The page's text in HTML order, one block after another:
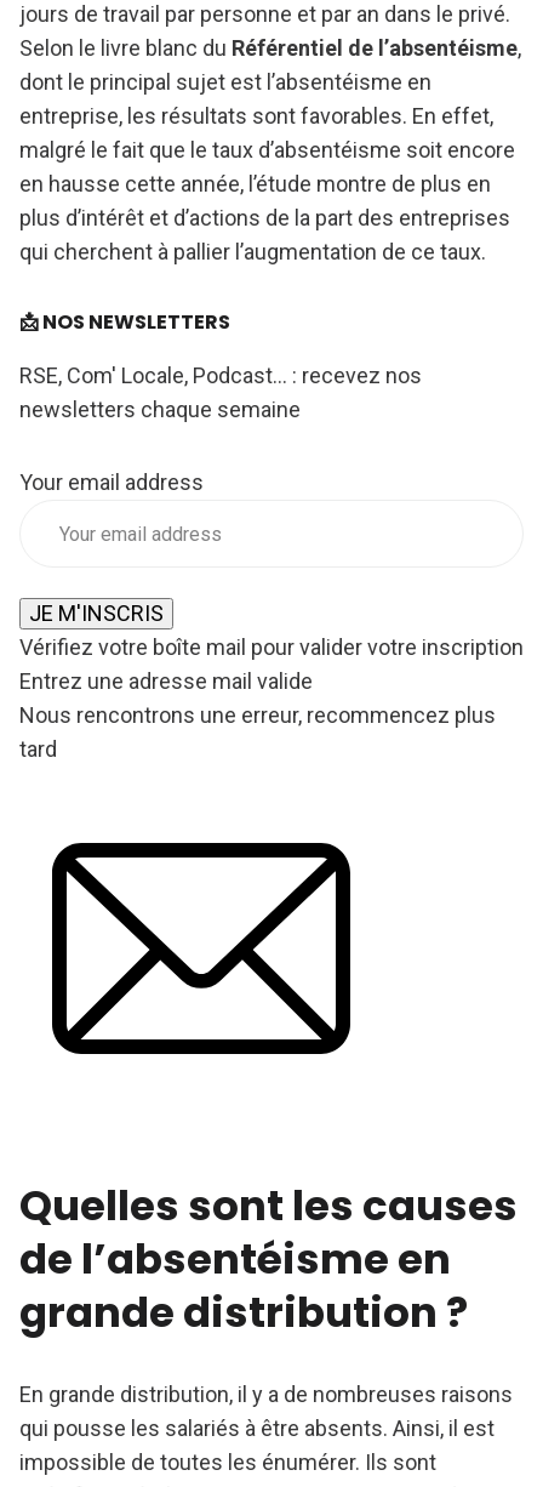
jours de travail par personne et par an dans le privé.
Selon le livre blanc du Référentiel de l’absentéisme,
dont le principal sujet est l’absentéisme en
entreprise, les résultats sont favorables. En effet,
malgré le fait que le taux d’absentéisme soit encore
en hausse cette année, l’étude montre de plus en
plus d’intérêt et d’actions de la part des entreprises
qui cherchent à pallier l’augmentation de ce taux.
📩 NOS NEWSLETTERS
RSE, Com' Locale, Podcast... : recevez nos
newsletters chaque semaine
Your email address
JE M'INSCRIS
Vérifiez votre boîte mail pour valider votre inscription
Entrez une adresse mail valide
Nous rencontrons une erreur, recommencez plus
tard
Quelles sont les causes
de l’absentéisme en
grande distribution ?
En grande distribution, il y a de nombreuses raisons
qui pousse les salariés à être absents. Ainsi, il est
impossible de toutes les énumérer. Ils sont